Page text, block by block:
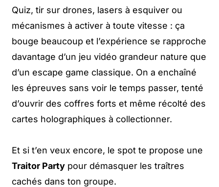
Quiz, tir sur drones, lasers à esquiver ou
mécanismes à activer à toute vitesse : ça
bouge beaucoup et l’expérience se rapproche
davantage d’un jeu vidéo grandeur nature que
d’un escape game classique. On a enchaîné
les épreuves sans voir le temps passer, tenté
d’ouvrir des coffres forts et même récolté des
cartes holographiques à collectionner.
Et si t’en veux encore, le spot te propose une
Traitor Party pour démasquer les traîtres
cachés dans ton groupe.